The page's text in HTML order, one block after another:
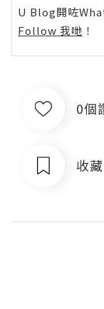
U Blog開咗
Follow 我哋 ！
0個
收藏